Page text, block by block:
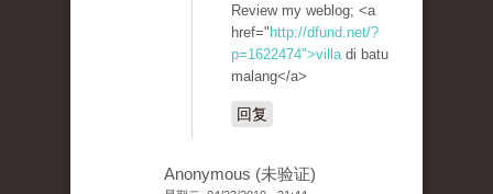
Review my weblog; <a
href=" http://dfund.net/?
p=1622474">villadi batu
malang</a>
回复
Anonymous (未验证)